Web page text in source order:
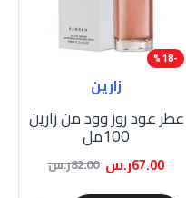
-18 %
زارين
عطر عود روز وود من زارين
100مل
67.00ر.س 82.00ر.س